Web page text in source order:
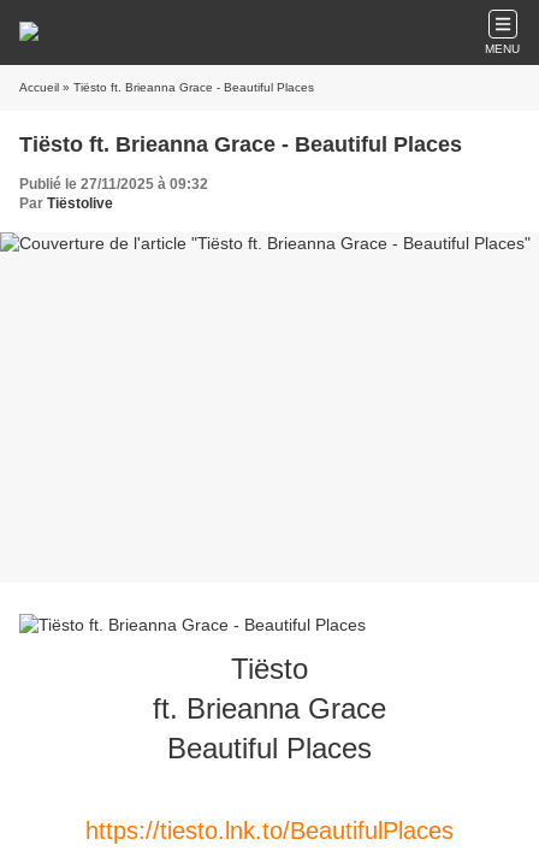
MENU
Accueil » Tiësto ft. Brieanna Grace - Beautiful Places
Tiësto ft. Brieanna Grace - Beautiful Places
Publié le 27/11/2025 à 09:32
Par Tiëstolive
Tiësto
ft. Brieanna Grace
Beautiful Places
https://tiesto.lnk.to/BeautifulPlaces